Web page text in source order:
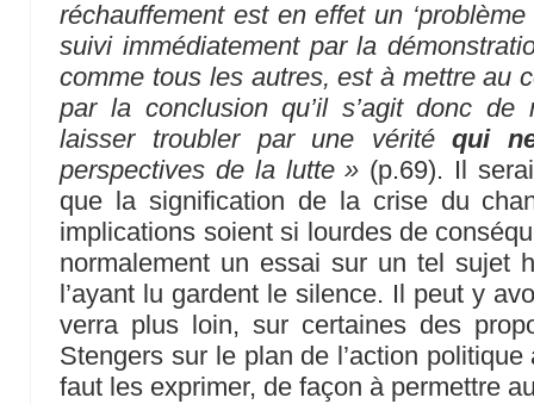
réchauffement est en effet un
suivi immédiatement par la
comme tous les autres, est à mettre au
par la conclusion qu’il s’agit donc
laisser troubler par une véritéqui
perspectives de la lutte » (p.69). Il
que la signification de la crise du
implications soient si lourdes de
normalement un essai sur un tel sujet
l’ayant lu gardent le silence. Il peut y
verra plus loin, sur certaines des
Stengers sur le plan de l’action
faut les exprimer, de façon à permettre